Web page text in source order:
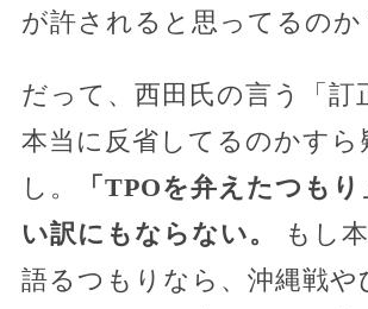
が許されると思ってるのか
だって、西田氏の言う「訂
本当に反省してるのかすら
し。
「TPOを弁えたつも
い訳にもならない。
もし
語るつもりなら、沖縄戦や